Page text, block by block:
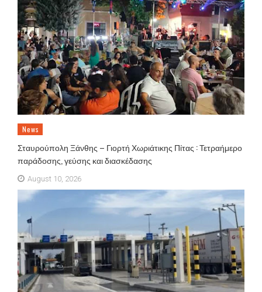
News
Σταυρούπολη Ξάνθης – Γιορτή Χωριάτικης Πίτας : Τετραήμερο
παράδοσης, γεύσης και διασκέδασης
August 10, 2026